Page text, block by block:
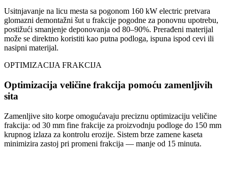
Usitnjavanje na licu mesta sa pogonom 160 kW electric pretvara
glomazni demontažni šut u frakcije pogodne za ponovnu upotrebu,
postižući smanjenje deponovanja od 80–90%. Prerađeni materijal
može se direktno koristiti kao putna podloga, ispuna ispod cevi ili
nasipni materijal.
OPTIMIZACIJA FRAKCIJA
Optimizacija veličine frakcija pomoću zamenljivih
sita
Zamenljive sito korpe omogućavaju preciznu optimizaciju veličine
frakcija: od 30 mm fine frakcije za proizvodnju podloge do 150 mm
krupnog izlaza za kontrolu erozije. Sistem brze zamene kaseta
minimizira zastoj pri promeni frakcija — manje od 15 minuta.